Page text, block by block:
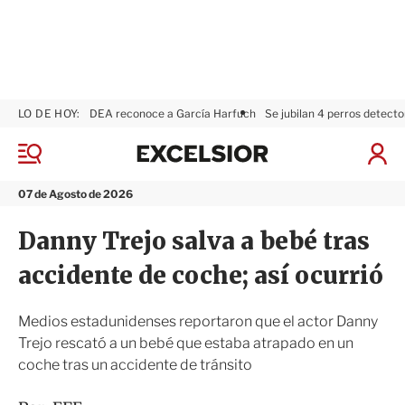
M
n
07 de Agosto de 2026
LO DE HOY: DEA reconoce a García Harfuch Se jubilan 4 perros
I
r
S
s
x
i
r
Danny Trejo salva a bebé tras
accidente de coche; así ocurrió
Medios estadunidenses reportaron que el actor Danny
Trejo rescató a un bebé que estaba atrapado en un
coche tras un accidente de tránsito